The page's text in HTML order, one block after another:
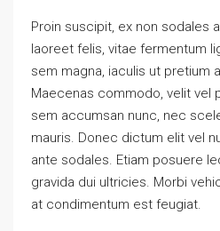
Proin suscipit, ex non sodales
laoreet felis, vitae fermentum
sem magna, iaculis ut pretium
Maecenas commodo, velit vel
sem accumsan nunc, nec
mauris. Donec dictum elit vel
ante sodales. Etiam posuere
gravida dui ultricies. Morbi
at condimentum est feugiat.